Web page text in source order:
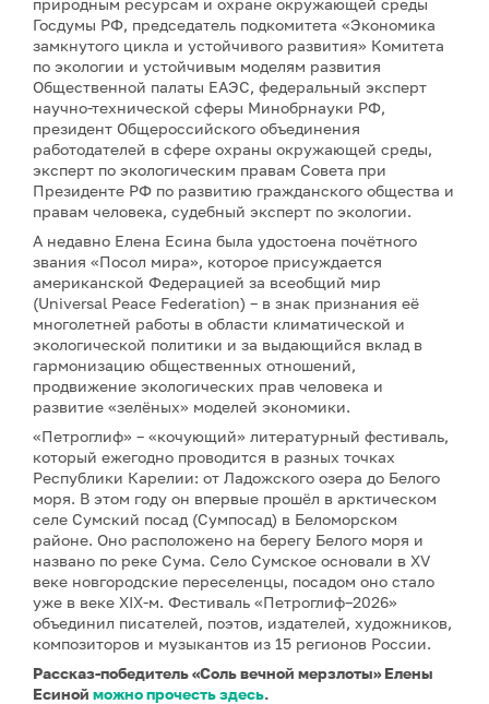
Госдумы РФ, председатель подкомитета «Экономика
замкнутого цикла и устойчивого развития» Комитета
по экологии и устойчивым моделям развития
Общественной палаты ЕАЭС, федеральный эксперт
научно-технической сферы Минобрнауки РФ,
президент Общероссийского объединения
работодателей в сфере охраны окружающей среды,
эксперт по экологическим правам Совета при
Президенте РФ по развитию гражданского общества и
правам человека, судебный эксперт по экологии.
А недавно Елена Есина была удостоена почётного
звания «Посол мира», которое присуждается
американской Федерацией за всеобщий мир
(Universal Peace Federation) – в знак признания её
многолетней работы в области климатической и
экологической политики и за выдающийся вклад в
гармонизацию общественных отношений,
продвижение экологических прав человека и
развитие «зелёных» моделей экономики.
«Петроглиф» – «кочующий» литературный фестиваль,
который ежегодно проводится в разных точках
Республики Карелии: от Ладожского озера до Белого
моря. В этом году он впервые прошёл в арктическом
селе Сумский посад (Сумпосад) в Беломорском
районе. Оно расположено на берегу Белого моря и
названо по реке Сума. Село Сумское основали в XV
веке новгородские переселенцы, посадом оно стало
уже в веке XIX-м. Фестиваль «Петроглиф–2026»
объединил писателей, поэтов, издателей, художников,
композиторов и музыкантов из 15 регионов России.
Рассказ-победитель «Соль вечной мерзлоты» Елены
Есиной можно прочесть здесь.